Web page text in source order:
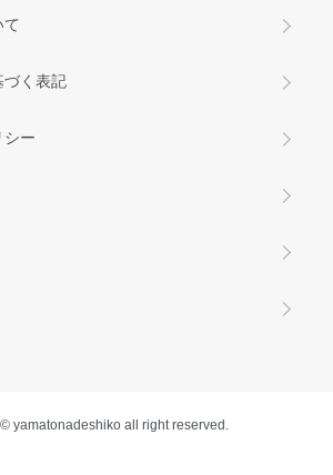
づく表記
シー
yamatonadeshiko all right reserved.